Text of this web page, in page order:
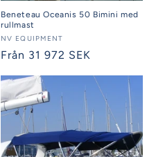
Beneteau Oceanis 50 Bimini med
rullmast
Säljare:
NV EQUIPMENT
Ordinarie
Från 31 972 SEK